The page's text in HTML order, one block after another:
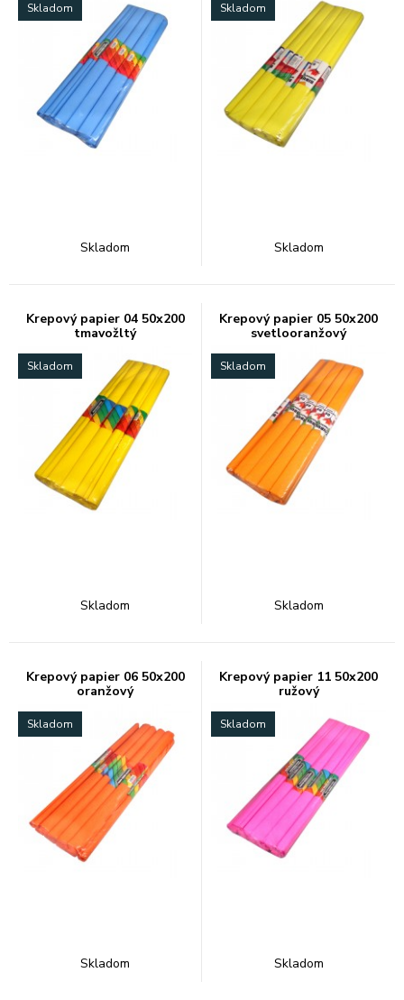
Skladom
Skladom
Skladom
Skladom
Krepový papier 04 50x200
tmavožltý
Skladom
Skladom
Krepový papier 05 50x200
svetlooranžový
Skladom
Skladom
Krepový papier 06 50x200
oranžový
Skladom
Skladom
Krepový papier 11 50x200
ružový
Skladom
Skladom